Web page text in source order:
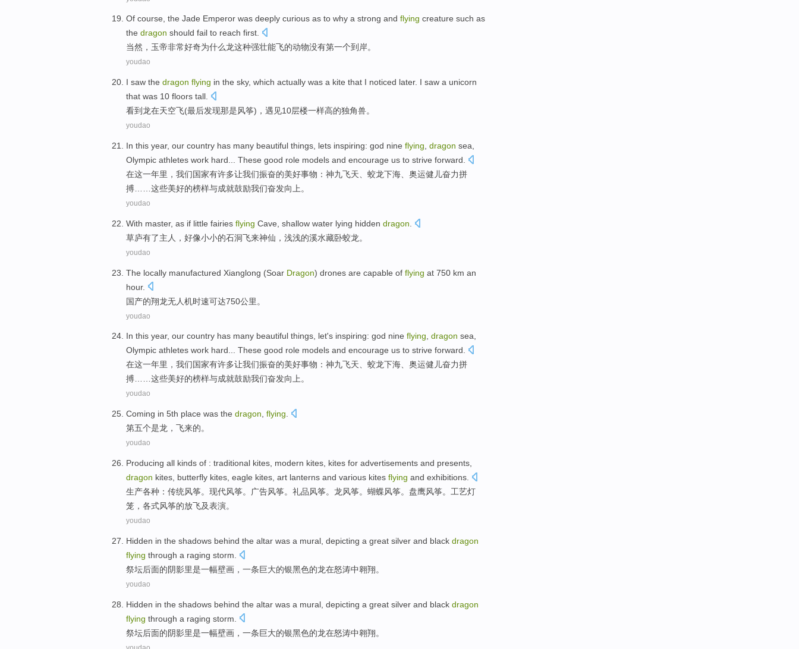
Of course, the Jade Emperor was deeply curious as to why a strong and flying creature such as
the dragon should fail to reach first.
当然 ， 玉帝非常好奇为什么龙这种强壮能飞的动物没有第一个到岸。
youdao
I saw the dragon flying in the sky, which actually was a kite that I noticed later. I saw a unicorn
that was 10 floors tall
看到龙在天空飞(最后发现那是风筝)， 遇见10层楼一样高的独角兽。
youdao
In this year, our country has many beautiful things lets inspiring: god nine flying dragon sea
Olympic athletes work hard These good role models and encourage us to strive forward
在这一年里 ， 我们国家有许多让我们振奋的美好事物 ： 神九飞天 蛟龙下海 奥运健儿奋力拼
搏
这些美好的榜样与成就鼓励我们奋发向上。
youdao
With master, as if little fairies flying Cave shallow water lying hidden dragon
草庐有了主人 ， 好像小小的石洞飞来神仙， 浅浅的溪水藏卧蛟龙。
youdao
The locally manufactured Xianglong (Soar Dragon) drones are capable of flying at 750 km an
hour.
国产的翔龙无人机时速可达750公里 。
youdao
In this year, our country has many beautiful things, let's inspiring: god nine flying, dragon sea,
Olympic athletes work hard... These good role models and encourage us to strive forward.
在这一年里 ， 我们国家有许多让我们振奋的美好事物 ： 神九飞天、 蛟龙下海、 奥运健儿奋力拼
搏……这些美好的榜样与成就鼓励我们奋发向上。
youdao
Coming in 5th place was the dragon flying
第五个是龙 ， 飞来的。
youdao
Producing all kinds of : traditional kites modern kites, kites for advertisements and presents
dragon kites, butterfly kites, eagle kites, art lanterns and various kites flying and exhibitions
生产各种 ： 传统风筝。 现代风筝。 广告风筝。 礼品风筝。 龙风筝。 蝴蝶风筝。盘鹰风筝。 工艺灯
笼 ， 各式风筝的放飞及表演。
youdao
Hidden in the shadows behind the altar was a mural , depicting a great silver and black dragon
flying through a raging storm
祭坛后面的阴影里是一幅壁画 ，一条巨大的银黑色的龙在怒涛中翱翔。
youdao
Hidden in the shadows behind the altar was a mural , depicting a great silver and black dragon
flying through a raging storm
祭坛后面的阴影里是一幅壁画 ，一条巨大的银黑色的龙在怒涛中翱翔。